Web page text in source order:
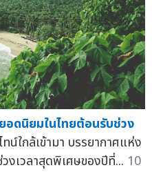
อดนิยมในไทยต้อนรับช่วง
น์ใกล้เข้ามา บรรยากาศแห่ง
งเวลาสุดพิเศษของปีที่... 10